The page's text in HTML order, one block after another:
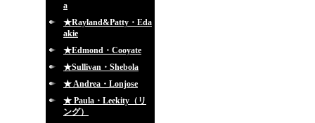
a
★Rayland&Patty・Eda
akie
★Edmond・Cooyate
★Sullivan・Shebola
★ Andrea・Lonjose
★ Paula・Leekity（リ
ング）